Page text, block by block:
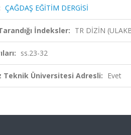
ÇAĞDAŞ EĞİTİM DERGİSİ
İndeksler: TR DİZİN
ss.23-32
Teknik Üniversitesi Adresli: Evet